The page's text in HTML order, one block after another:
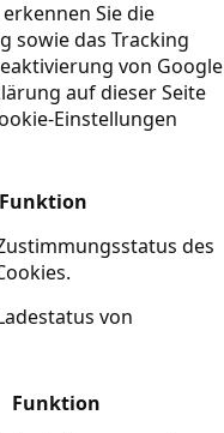
Sie die
sowie das Tracking
von Google
auf dieser Seite
Einstellungen
Funktion
des
von
Funktion